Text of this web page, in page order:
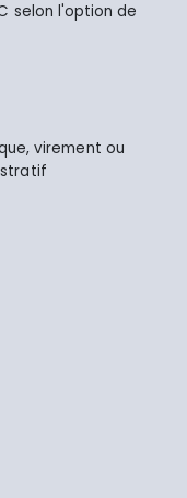
selon l'option de
virement ou